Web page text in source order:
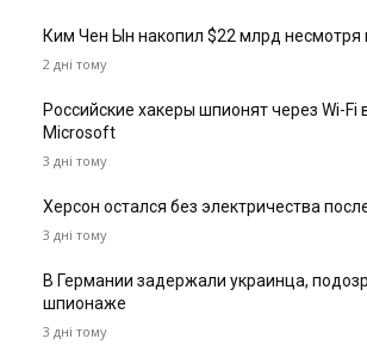
Ким Чен Ын накопил $22 млрд несмотря
2 дні тому
Российские хакеры шпионят через Wi-Fi
Microsoft
3 дні тому
Херсон остался без электричества
3 дні тому
В Германии задержали украинца,
шпионаже
3 дні тому